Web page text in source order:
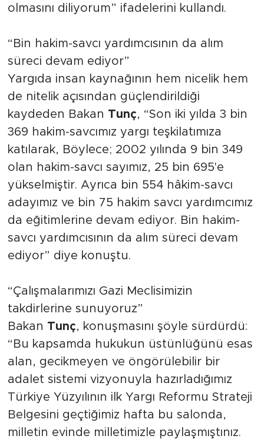
olmasını diliyorum” ifadelerini kullandı.
“Bin hakim-savcı yardımcısının da alım
süreci devam ediyor”
Yargıda insan kaynağının hem nicelik hem
de nitelik açısından güçlendirildiği
kaydeden Bakan Tunç, “Son iki yılda 3 bin
369 hakim-savcımız yargı teşkilatımıza
katılarak, Böylece; 2002 yılında 9 bin 349
olan hakim-savcı sayımız, 25 bin 695'e
yükselmiştir. Ayrıca bin 554 hâkim-savcı
adayımız ve bin 75 hakim savcı yardımcımız
da eğitimlerine devam ediyor. Bin hakim-
savcı yardımcısının da alım süreci devam
ediyor” diye konuştu.
“Çalışmalarımızı Gazi Meclisimizin
takdirlerine sunuyoruz”
Bakan Tunç, konuşmasını şöyle sürdürdü:
“Bu kapsamda hukukun üstünlüğünü esas
alan, gecikmeyen ve öngörülebilir bir
adalet sistemi vizyonuyla hazırladığımız
Türkiye Yüzyılının ilk Yargı Reformu Strateji
Belgesini geçtiğimiz hafta bu salonda,
milletin evinde milletimizle paylaşmıştınız.